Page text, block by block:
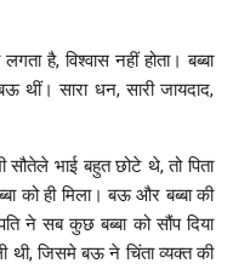
है, विश्वास नहीं होता। बब्बा
थीं। सारा धन, सारी जायदाद,
भाई बहुत छोटे थे, तो पिता
को ही मिला। बऊ और बब्बा की
ने सब कुछ बब्बा को सौंप दिया
थी, जिसमे बऊ ने चिंता व्यक्त की